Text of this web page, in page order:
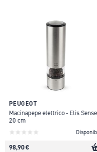
PEUGEOT
Macinapepe elettrico - Elis
20 cm
98,90 €